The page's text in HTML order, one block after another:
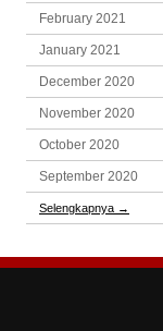
February 2021
January 2021
December 2020
November 2020
October 2020
September 2020
Selengkapnya →